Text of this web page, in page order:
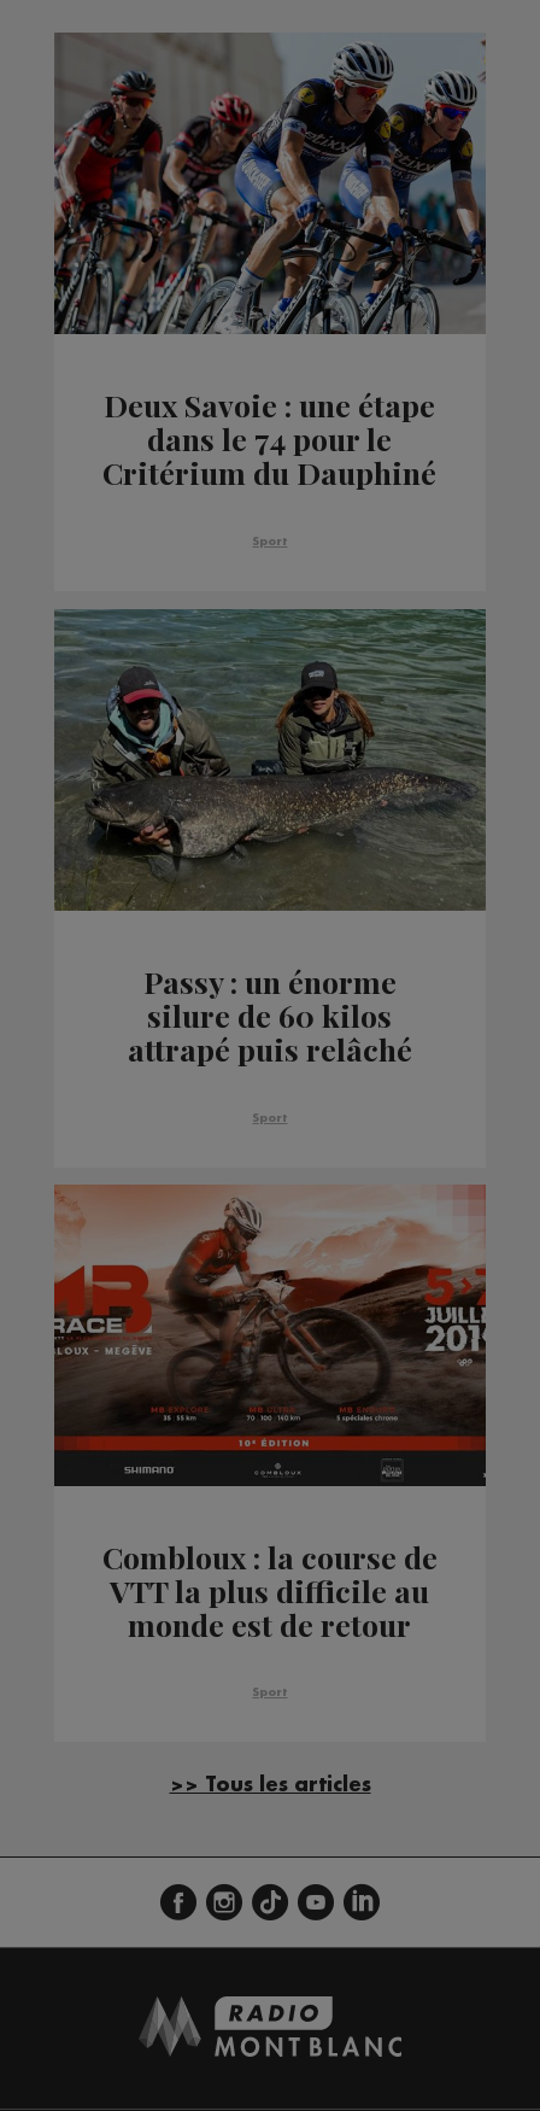
Deux Savoie : une étape
dans le 74 pour le
Critérium du Dauphiné
Sport
Passy : un énorme
silure de 60 kilos
attrapé puis relâché
Sport
Combloux : la course de
VTT la plus difficile au
monde est de retour
Sport
>> Tous les articles